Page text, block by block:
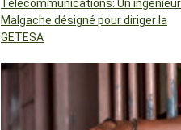
Télécommunications: Un ingénieur
Malgache désigné pour diriger la
GETESA